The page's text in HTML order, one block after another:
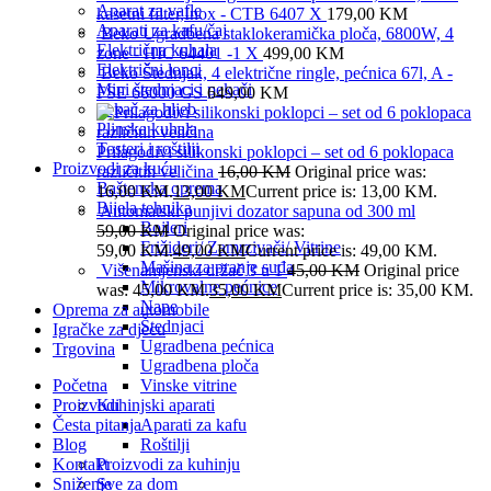
Aparat za vafle
Aparati za kafu/čaj
Električna kuhala
Električni lonci
Mini štednjaci i pekači
Pekač za hljeb
Plinska kuhala
Tosteri i roštilji
Proizvodi za kuću
Baštenska oprema
Bijela tehnika
Bojleri
Frižideri/ Zamrzivači/ Vitrine
Mašina za pranje suđa
Mikrovalne pećnice
Nape
Štednjaci
Ugradbena pećnica
Ugradbena ploča
Vinske vitrine
Kuhinjski aparati
Aparati za kafu
Roštilji
Proizvodi za kuhinju
Sve za dom
kasetni filter,Inox - CTB 6407 X 179,00 KM
Beko Ugradbena staklokeramička ploča, 6800W, 4
zone - HIC 64401 -1 X 499,00 KM
Beko Štednjak, 4 električne ringle, pećnica 67l, A -
FSE 66000 GS649,00 KM
Prilagodivi silikonski poklopci – set od 6 poklopaca
različitih veličina 16,00KM Original price was:
16,00 KM.13,00KMCurrent price is: 13,00 KM.
Automatski punjivi dozator sapuna od 300 ml
59,00KM Original price was:
59,00 KM.49,00KMCurrent price is: 49,00 KM.
Višenamjenski držač 3 u 145,00KM Original price
was: 45,00 KM.35,00KMCurrent price is: 35,00 KM.
Oprema za automobile
Igračke za djecu
Trgovina
Početna
Proizvodi
Česta pitanja
Blog
Kontakt
Sniženje